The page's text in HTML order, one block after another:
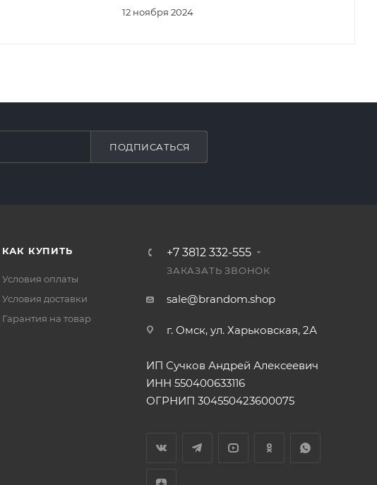
12 ноября 2024
ПОДПИСАТЬСЯ
КАК КУПИТЬ
Условия оплаты
Условия доставки
Гарантия на товар
+7 3812 332-555
ЗАКАЗАТЬ ЗВОНОК
sale@brandom.shop
г. Омск, ул. Харьковская, 2А
ИП Сучков Андрей Алексеевич
ИНН 550400633116
ОГРНИП 304550423600075